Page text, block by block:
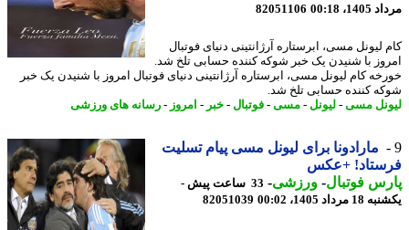
00:18
82051106
لیونل مسی، ابرستاره آرژانتینی دنیای فوتبال
با شنیدن یک خبر شوکه کننده حسابی تلخ شد.
کام لیونل مسی، ابرستاره آرژانتینی دنیای فوتبال امروز با شنیدن یک خبر
کننده حسابی تلخ شد.
مسی-لیونل-مسی-فوتبال-خبر-امروز- رسانه های ورزشی
مارادونا برای لیونل مسی پیام تسلیت
+عکس
فوتبال-ورزشی-
33 ساعت پیش -
1405، 00:02
82051039